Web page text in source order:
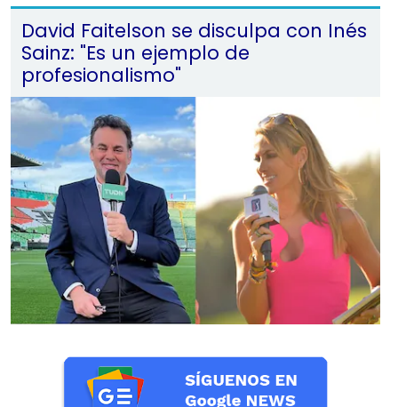
David Faitelson se disculpa con Inés
Sainz: "Es un ejemplo de
profesionalismo"